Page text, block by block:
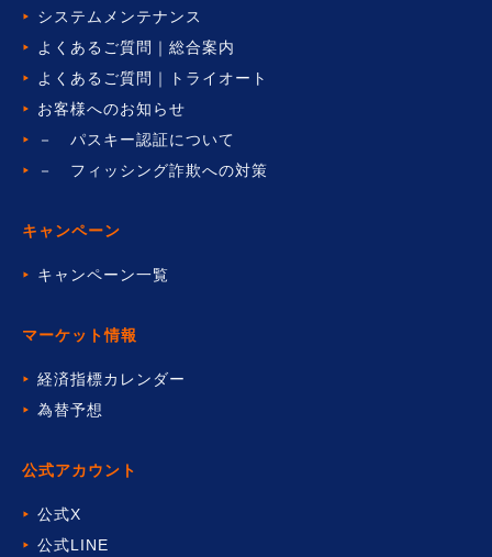
キャンペーン
キャンペーン一覧
マーケット情報
経済指標カレンダー
為替予想
公式アカウント
公式X
公式LINE
システムメンテナンス
よくあるご質問｜総合案内
よくあるご質問｜トライオート
お客様へのお知らせ
－ パスキー認証について
－ フィッシング詐欺への対策